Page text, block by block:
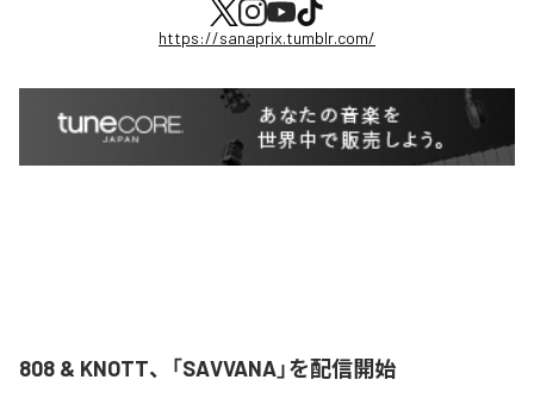
https://sanaprix.tumblr.com/
808 & KNOTT、「SAVVANA」を配信開始